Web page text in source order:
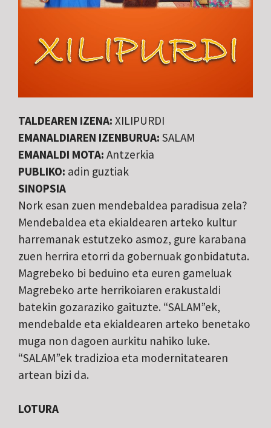
TALDEAREN IZENA: XILIPURDI
EMANALDIAREN IZENBURUA: SALAM
EMANALDI MOTA: Antzerkia
PUBLIKO: adin guztiak
SINOPSIA
Nork esan zuen mendebaldea paradisua zela?
Mendebaldea eta ekialdearen arteko kultur
harremanak estutzeko asmoz, gure karabana
zuen herrira etorri da gobernuak gonbidatuta.
Magrebeko bi beduino eta euren gameluak
Magrebeko arte herrikoiaren erakustaldi
batekin gozaraziko gaituzte. “SALAM”ek,
mendebalde eta ekialdearen arteko benetako
muga non dagoen aurkitu nahiko luke.
“SALAM”ek tradizioa eta modernitatearen
artean bizi da.
LOTURA